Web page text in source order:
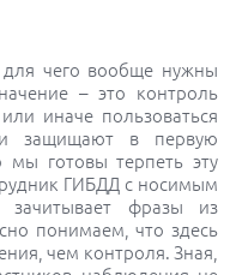
для чего вообще нужны
– это контроль
иначе пользоваться
защищают в первую
мы готовы терпеть эту
ГИБДД с носимым
зачитывает фразы из
понимаем, что здесь
чем контроля. Зная,